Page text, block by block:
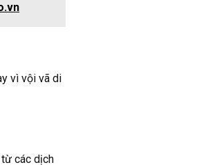
vì vội vã di
các dịch